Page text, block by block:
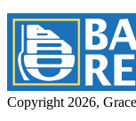
Copyright 2026, Grace